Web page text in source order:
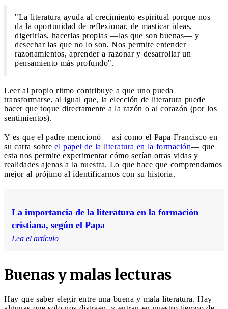
"La literatura ayuda al crecimiento espiritual porque nos
da la oportunidad de reflexionar, de masticar ideas,
digerirlas, hacerlas propias —las que son buenas— y
desechar las que no lo son. Nos permite entender
razonamientos, aprender a razonar y desarrollar un
pensamiento más profundo".
Leer al propio ritmo contribuye a que uno pueda
transformarse, al igual que, la elección de literatura puede
hacer que toque directamente a la razón o al corazón (por los
sentimientos).
Y es que el padre mencionó —así como el Papa Francisco en
su carta sobre el papel de la literatura en la formación— que
esta nos permite experimentar cómo serían otras vidas y
realidades ajenas a la nuestra. Lo que hace que comprendamos
mejor al prójimo al identificarnos con su historia.
La importancia de la literatura en la formación
cristiana, según el Papa
Lea el artículo
Buenas y malas lecturas
Hay que saber elegir entre una buena y mala literatura. Hay